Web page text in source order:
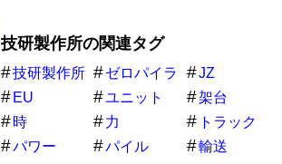
技研製作所の関連タグ
技研製作所
ゼロパイラ
ー
JZ
EU
ユニット
架台
時
力
トラック
パワー
パイル
輸送